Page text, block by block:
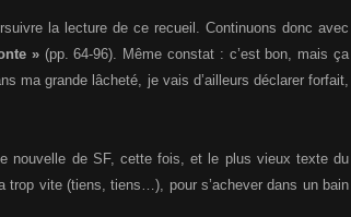
la lecture de ce recueil. Continuons donc avec
»(pp. 64-96). Même constat : c’est bon, mais ça
ma grande lâcheté, je vais d’ailleurs déclarer forfait,
nouvelle de SF, cette fois, et le plus vieux texte du
trop vite (tiens, tiens…), pour s’achever dans un bain